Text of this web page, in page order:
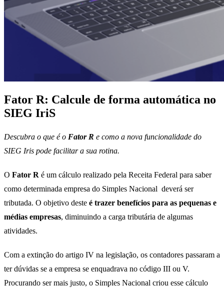
Fator R: Calcule de forma automática no
SIEG IriS
Descubra o que é o Fator R e como a nova funcionalidade do
SIEG Iris pode facilitar a sua rotina.
O Fator R é um cálculo realizado pela Receita Federal para saber
como determinada empresa do Simples Nacional deverá ser
tributada. O objetivo deste é trazer benefícios para as pequenas e
médias empresas, diminuindo a carga tributária de algumas
atividades.
Com a extinção do artigo IV na legislação, os contadores passaram a
ter dúvidas se a empresa se enquadrava no código III ou V.
Procurando ser mais justo, o Simples Nacional criou esse cálculo